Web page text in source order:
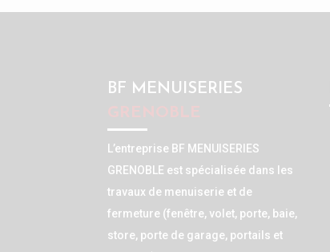
BF MENUISERIES
GRENOBLE
L’entreprise BF MENUISERIES
GRENOBLE est spécialisée dans les
travaux de menuiserie et de
fermeture (fenêtre, volet, porte, baie,
store, porte de garage, portails et